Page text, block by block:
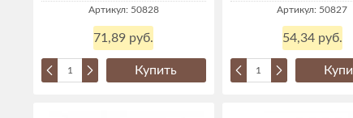
Артикул: 50828
71,89 руб.
Купить
Артикул: 50827
54,34 руб.